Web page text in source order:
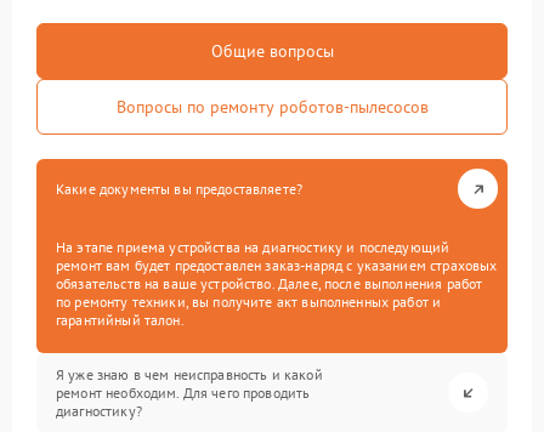
Общие вопросы
Вопросы по ремонту роботов-пылесосов
Какие документы вы предоставляете?
На этапе приема устройства на диагностику и последующий
ремонт вам будет предоставлен заказ-наряд с указанием страховых
обязательств на ваше устройство. Далее, после выполнения работ
по ремонту техники, вы получите акт выполненных работ и
гарантийный талон.
Я уже знаю в чем неисправность и какой
ремонт необходим. Для чего проводить
диагностику?